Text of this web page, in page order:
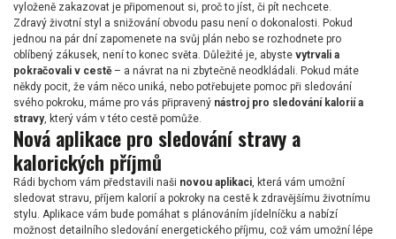
vyloženě zakazovat je připomenout si, proč to jíst, či pít nechcete.
Zdravý životní styl a snižování obvodu pasu není o dokonalosti. Pokud
jednou na pár dní zapomenete na svůj plán nebo se rozhodnete pro
oblíbený zákusek, není to konec světa. Důležité je, abyste vytrvali a
pokračovali v cestě– a návrat na ni zbytečně neodkládali. Pokud máte
někdy pocit, že vám něco uniká, nebo potřebujete pomoc při sledování
svého pokroku, máme pro vás připravený nástroj pro sledování kalorií a
stravy, který vám v této cestě pomůže.
Nová aplikace pro sledování stravy a
kalorických příjmů
Rádi bychom vám představili naši novou aplikaci, která vám umožní
sledovat stravu, příjem kalorií a pokroky na cestě k zdravějšímu životnímu
stylu. Aplikace vám bude pomáhat s plánováním jídelníčku a nabízí
možnost detailního sledování energetického příjmu, což vám umožní lépe